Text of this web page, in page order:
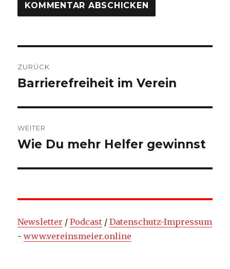
ZURÜCK
Vorheriger
Barrierefreiheit im Verein
WEITER
Nächster
Wie Du mehr Helfer gewinnst
Newsletter /Podcast /Datenschutz-Impressum
-www.vereinsmeier.online